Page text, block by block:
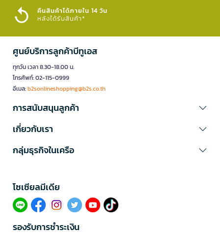
คืนสินค้าได้ภายใน 14 วัน
หลังได้รับสินค้า*
ศูนย์บริการลูกค้าบีทูเอส
ทุกวัน เวลา 8.30-18.00 น.
โทรศัพท์: 02-115-0999
อีเมล:b2sonlineshopping@b2s.co.th
การสนับสนุนลูกค้า
เกี่ยวกับเรา
กลุ่มธุรกิจในเครือ
โซเซียลมีเดีย​
รองรับการชำระเงิน